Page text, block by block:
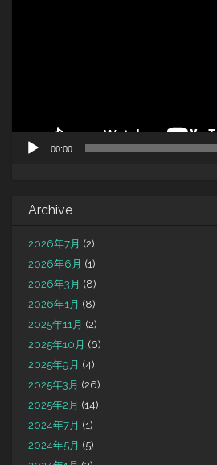
00:00
Archive
2026年7月 (2)
2026年6月 (1)
2026年3月 (8)
2026年1月 (8)
2025年11月 (2)
2025年10月 (6)
2025年9月 (4)
2025年3月 (26)
2025年2月 (14)
2024年7月 (1)
2024年5月 (5)